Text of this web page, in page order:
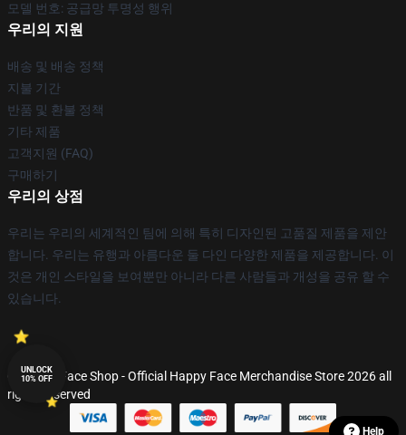
모델 번호: 공급망 투명성 행위
우리의 지원
배송 및 배송 정책
지불 기간
반품 및 환불 정책
기타 제품
고객지원 (FAQ)
구매하기
우리의 상점
우리는 우리의 세계적인 팀에 의해 특히 디자인된 고품질 제품을 제안
합니다. 우리는 유행과 아름다운 둘 다인 다양한 제품을 제공합니다. 이
것은 개인 스타일을 보여뿐만 아니라 다른 사람들과 개성을 공유 할 수
있습니다.
© Happy Face Shop - Official Happy Face Merchandise Store 2026 all
rights reserved
Help
UNLOCK
10% OFF